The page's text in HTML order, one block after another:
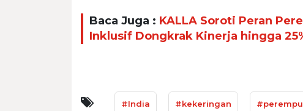
Baca Juga : KALLA Soroti Peran
Inklusif Dongkrak Kinerja hingga
#India #kekeringan